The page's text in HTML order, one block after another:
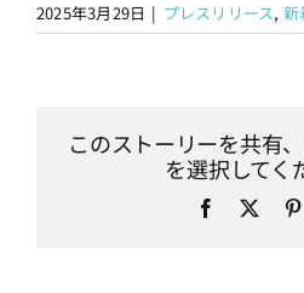
2025年3月29日 | プレスリリース, 新
このストーリーを共有
を選択してく
Facebook